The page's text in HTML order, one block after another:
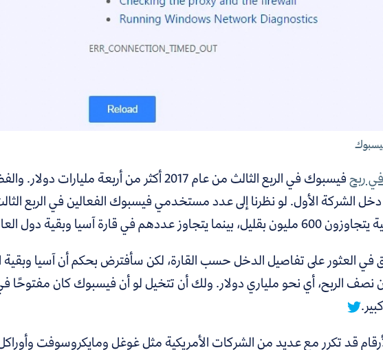
ربح
فيسبوك في الربع الثالث من عام 2017 أكثر من أربعة
الشركة الأول. لو نظرنا إلى عدد مستخدمي فيسبوك الفعالين في الربع
يتجاوز عددهم في قارة آسيا وبقية دول العالم مليار مستخدم.
نصف الربح، أي نحو ملياري دولار.ولك أن تتخيل لو أن فيسبوك كان مفتوحًا في
قد تكرر مع عديد من الشركات الأمريكية مثل غوغل ومايكروسوفت